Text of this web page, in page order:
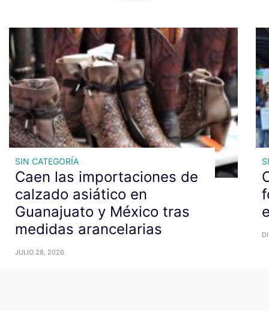
SIN CATEGORÍA
Caen las importaciones de
calzado asiático en
Guanajuato y México tras
medidas arancelarias
JULIO 28, 2026